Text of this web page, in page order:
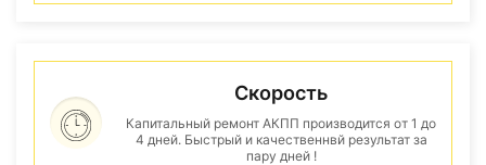
Скорость
Капитальный ремонт АКПП производится от 1 до
4 дней. Быстрый и качественнвй результат за
пару дней !